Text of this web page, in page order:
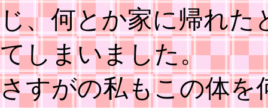
じ、何とか家に帰れた
てしまいました。
さすがの私もこの体を